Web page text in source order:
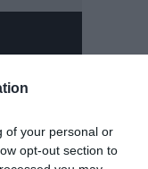
of your personal or
opt-out section to